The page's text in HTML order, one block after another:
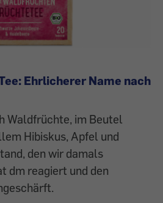
Ehrlicherer Name nach
Waldfrüchte, im Beutel
Hibiskus, Apfel und
den wir damals
dm reagiert und den